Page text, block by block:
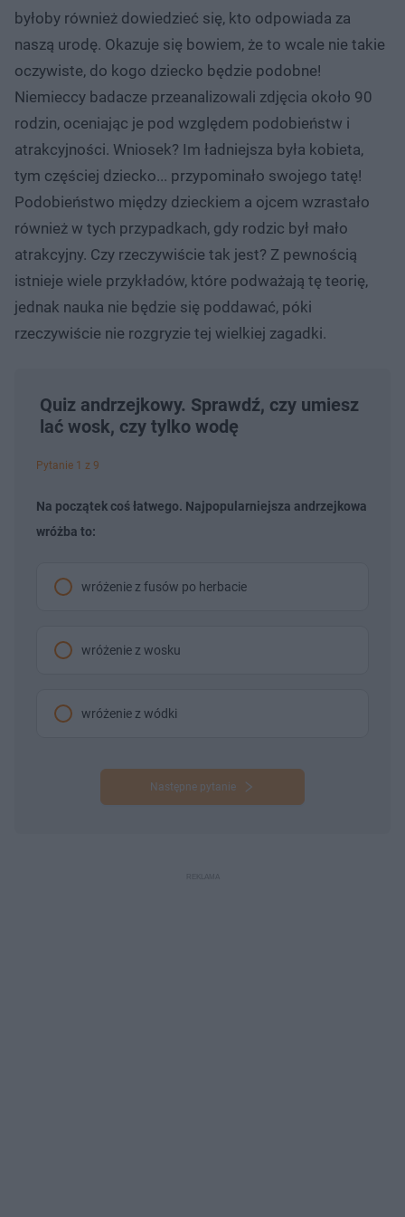
byłoby również dowiedzieć się, kto odpowiada za
naszą urodę. Okazuje się bowiem, że to wcale nie takie
oczywiste, do kogo dziecko będzie podobne!
Niemieccy badacze przeanalizowali zdjęcia około 90
rodzin, oceniając je pod względem podobieństw i
atrakcyjności. Wniosek? Im ładniejsza była kobieta,
tym częściej dziecko... przypominało swojego tatę!
Podobieństwo między dzieckiem a ojcem wzrastało
również w tych przypadkach, gdy rodzic był mało
atrakcyjny. Czy rzeczywiście tak jest? Z pewnością
istnieje wiele przykładów, które podważają tę teorię,
jednak nauka nie będzie się poddawać, póki
rzeczywiście nie rozgryzie tej wielkiej zagadki.
Quiz andrzejkowy. Sprawdź, czy umiesz
lać wosk, czy tylko wodę
Pytanie 1 z 9
Na początek coś łatwego. Najpopularniejsza andrzejkowa
wróżba to:
wróżenie z fusów po herbacie
wróżenie z wosku
wróżenie z wódki
Następne pytanie